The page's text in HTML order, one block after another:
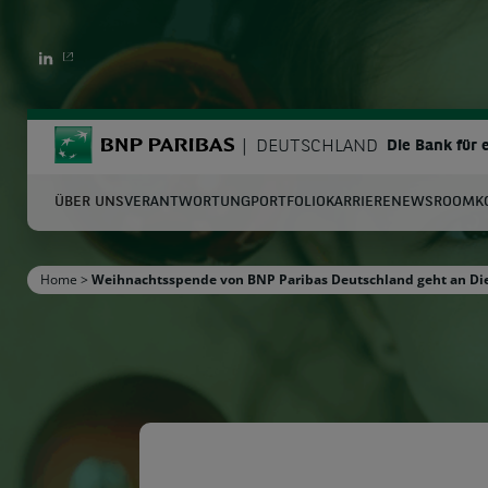
LINKEDIN
BNP Paribas DEUTSCHLAND Die Bank für
Geben Sie die zu suchenden Begriffe ein
ÜBER UNSVERANTWORTUNG PORTFOLIO KARRIERE NEWSROOM
Home > Weihnachtsspende von BNP Paribas Deutschland geht an